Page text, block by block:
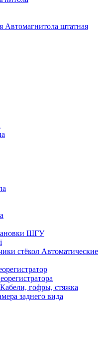
Автомагнитола штатная
ШГУ
Автоматические
Кабели, гофры, стяжка
заднего вида